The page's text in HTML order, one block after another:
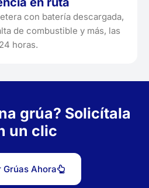
con batería descargada,
de combustible y más, las
24 horas.
grúa? Solicítala
un clic
Grúas Ahora